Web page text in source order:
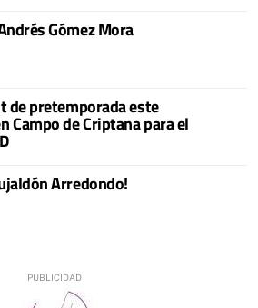
Gómez Mora
de pretemporada este
Campo de Criptana para el
Arredondo!